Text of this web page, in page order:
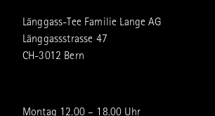
Länggass-Tee Familie Lange AG
Länggassstrasse 47
CH-3012 Bern
Montag 12.00 – 18.00 Uhr